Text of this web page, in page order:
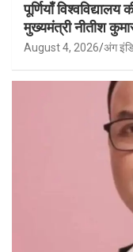
पूर्णियाँ
मुख्यमंत्री नीतीश
August 4, 2026 अंग